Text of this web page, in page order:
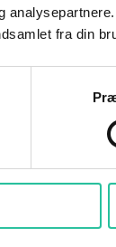
fra din